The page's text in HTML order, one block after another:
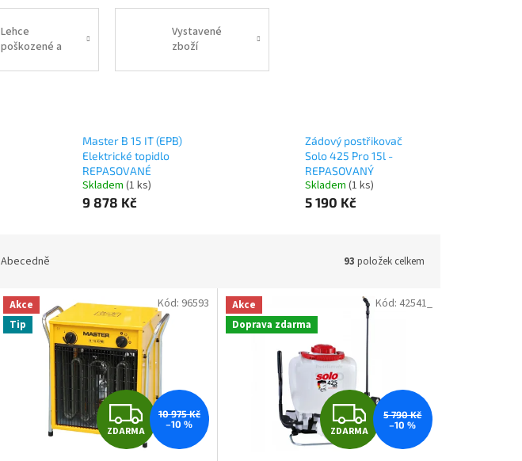
Lehce
poškozené a
Vystavené
zboží
Master B 15 IT (EPB)
Elektrické topidlo
REPASOVANÉ
Skladem (1 ks)
9 878 Kč
Zádový postřikovač
Solo 425 Pro 15l -
REPASOVANÝ
Skladem (1 ks)
5 190 Kč
Abecedně 93 položek celkem
Akce
Tip
Z
D
ZDARMA
10 975 Kč
–10 %
Kód: 96593
Akce
Doprava zdarma
Z
D
ZDARMA
5 790 Kč
–10 %
Kód: 42541_